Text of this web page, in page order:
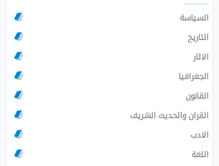
السياسة
التاريخ
الاثار
الجغرافيا
القانون
القران والحديث الشريف
الادب
اللغة